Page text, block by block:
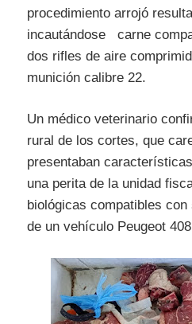
procedimiento arrojó
incautándose carne
dos rifles de aire
munición calibre 22.
Un médico veterinario
rural de los cortes, que
presentaban
una perita de la unidad
biológicas compatibles
de un vehículo Peugeot